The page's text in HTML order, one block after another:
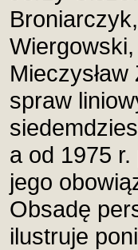
Wiergowski,
spraw
a od 1975
jego
Obsadę
ilustruje